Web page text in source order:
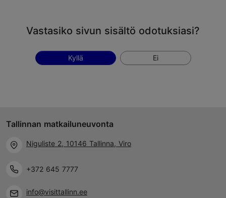
Vastasiko sivun sisältö odotuksiasi?
Kyllä Ei
Tallinnan matkailuneuvonta
Niguliste 2, 10146 Tallinna, Viro
+372 645 7777
info@visittallinn.ee